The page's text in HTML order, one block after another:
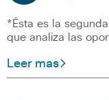
*Ésta es la
que analiza las
Leer mas